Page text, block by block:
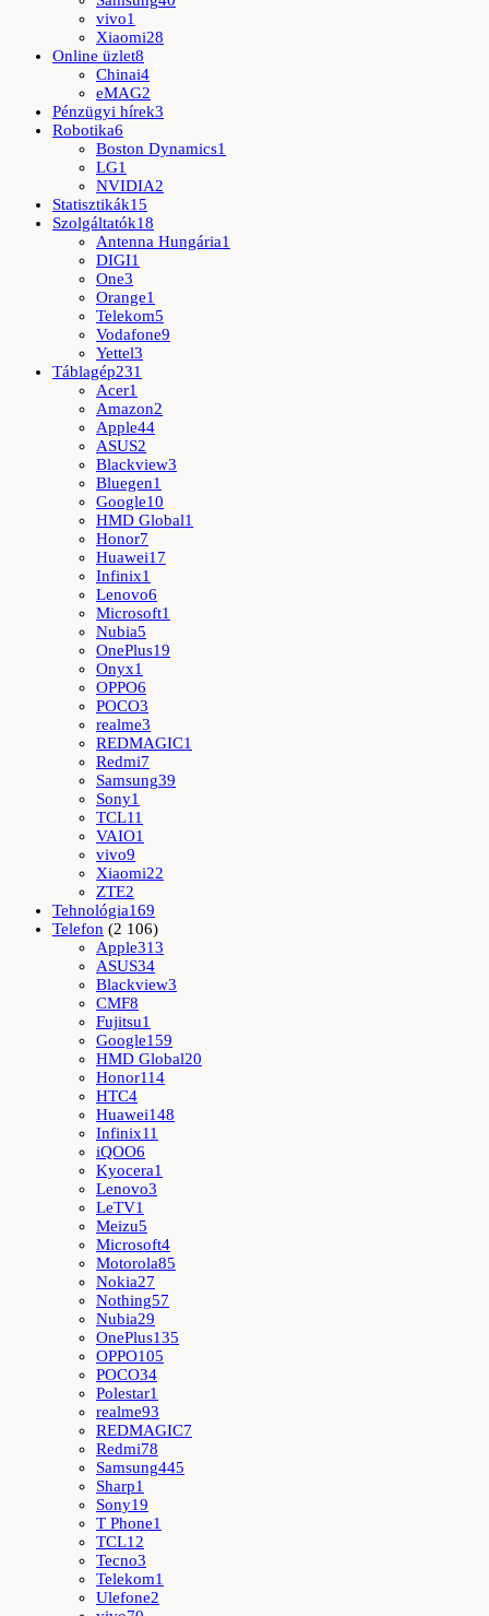
vivo1
Xiaomi28
Online üzlet8
Chinai4
eMAG2
Pénzügyi hírek3
Robotika6
Boston Dynamics1
LG1
NVIDIA2
Statisztikák15
Szolgáltatók18
Antenna Hungária1
DIGI1
One3
Orange1
Telekom5
Vodafone9
Yettel3
Táblagép231
Acer1
Amazon2
Apple44
ASUS2
Blackview3
Bluegen1
Google10
HMD Global1
Honor7
Huawei17
Infinix1
Lenovo6
Microsoft1
Nubia5
OnePlus19
Onyx1
OPPO6
POCO3
realme3
REDMAGIC1
Redmi7
Samsung39
Sony1
TCL11
VAIO1
vivo9
Xiaomi22
ZTE2
Tehnológia169
Telefon (2 106)
Apple313
ASUS34
Blackview3
CMF8
Fujitsu1
Google159
HMD Global20
Honor114
HTC4
Huawei148
Infinix11
iQOO6
Kyocera1
Lenovo3
LeTV1
Meizu5
Microsoft4
Motorola85
Nokia27
Nothing57
Nubia29
OnePlus135
OPPO105
POCO34
Polestar1
realme93
REDMAGIC7
Redmi78
Samsung445
Sharp1
Sony19
T Phone1
TCL12
Tecno3
Telekom1
Ulefone2